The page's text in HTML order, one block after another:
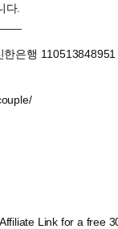
다.
은행 110513848951
Link for a free